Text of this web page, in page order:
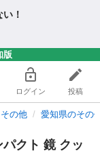
！
版
ログイン 投稿
その他 愛知県のその
パクト 鏡 クッ